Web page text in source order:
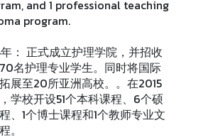
and 1 professional teaching
program.
： 正式成立护理学院，并招收
名护理专业学生。同时将国际
展至20所亚洲高校。。在2015
学校开设51个本科课程、6个硕
、1个博士课程和1个教师专业文
。